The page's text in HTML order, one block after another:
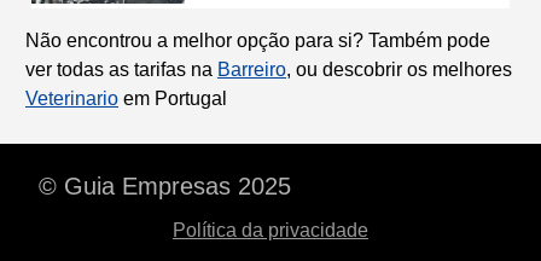
Não encontrou a melhor opção para si? Também pode
ver todas as tarifas na Barreiro, ou descobrir os melhores
Veterinario em Portugal
© Guia Empresas 2025
Política da privacidade